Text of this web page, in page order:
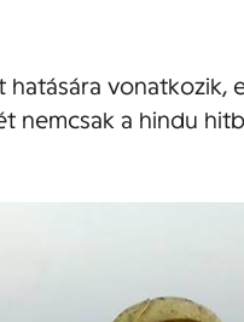
vonatkozik,
nemcsak a hindu